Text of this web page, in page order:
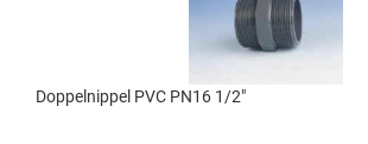
Dop­pel­nip­pel PVC PN16 1/2"